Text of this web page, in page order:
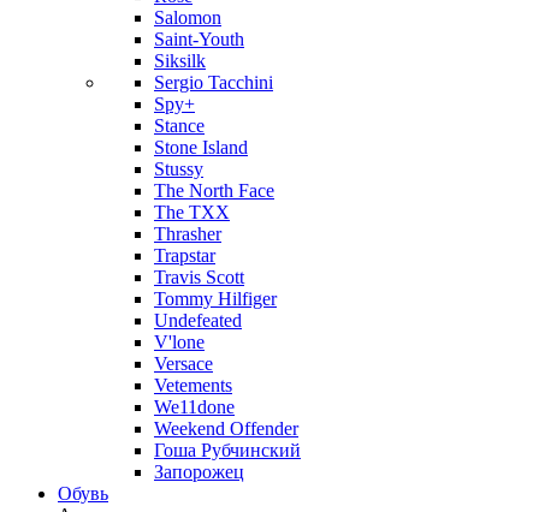
Salomon
Saint-Youth
Siksilk
Sergio Tacchini
Spy+
Stance
Stone Island
Stussy
The North Face
The TXX
Thrasher
Trapstar
Travis Scott
Tommy Hilfiger
Undefeated
V'lone
Versace
Vetements
We11done
Weekend Offender
Гоша Рубчинский
Запорожец
Обувь